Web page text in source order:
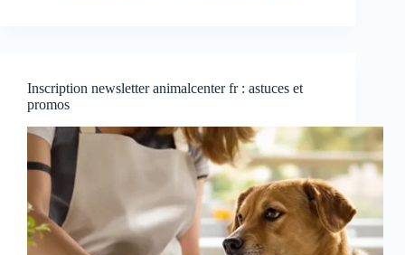
Inscription newsletter animalcenter fr : astuces et
promos